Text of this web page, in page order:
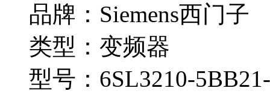
品牌：Siemens西门子
类型：变频器
型号：6SL3210-